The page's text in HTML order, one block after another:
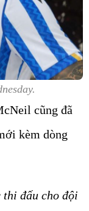
cũng đã
kèm dòng
thi đấu cho đội